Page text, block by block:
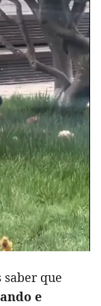
saber que
e